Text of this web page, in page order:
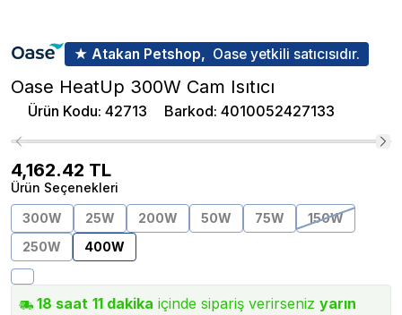
★ Atakan Petshop, Oase yetkili satıcısıdır.
Oase HeatUp 300W Cam Isıtıcı
Ürün Kodu: 42713 Barkod: 4010052427133
4,162.42 TL
Ürün Seçenekleri
300W
25W 200W 50W 75W
150W
250W
400W
18 saat 11 dakika içinde sipariş verirseniz yarın